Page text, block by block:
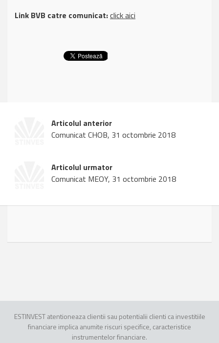
Link BVB catre comunicat:click aici
Articolul anterior
Comunicat CHOB, 31 octombrie 2018
Articolul urmator
Comunicat MEOY, 31 octombrie 2018
ESTINVEST atentioneaza clientii sau potentialii clienti ca investitiile
financiare implica anumite riscuri specifice, caracteristice
instrumentelor financiare.